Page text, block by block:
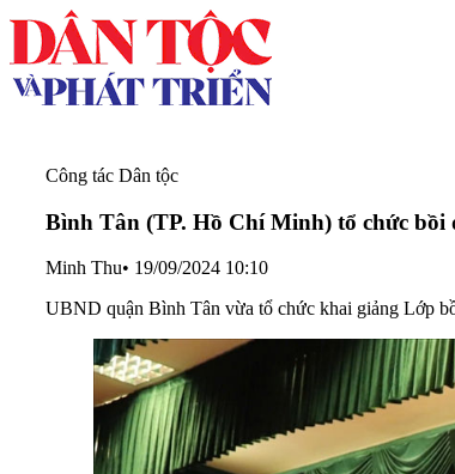
Công tác Dân tộc
Bình Tân (TP. Hồ Chí Minh) tổ chức bồi
Minh Thu• 19/09/2024 10:10
UBND quận Bình Tân vừa tổ chức khai giảng Lớp